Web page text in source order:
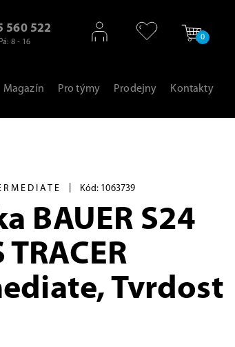
560 522
8 - 16
0
Magazín Pro týmy Prodejny Kontakty
Kód: 1063739
BAUER S24
TRACER
Tvrdost